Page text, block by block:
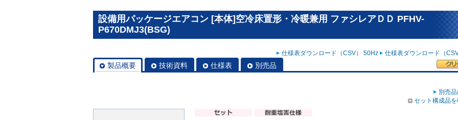
設備用パッケージエアコン [本体]空冷床置形・冷暖兼用 ファシレアＤＤ PFHV-
P670DMJ3(BSG)
仕様表ダウンロード（CSV） 50Hz 仕様表ダウンロード（
製品概要 技術資料 仕様表 別売品
別売
セット構成品